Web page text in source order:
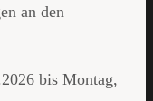
an den
bis Montag,